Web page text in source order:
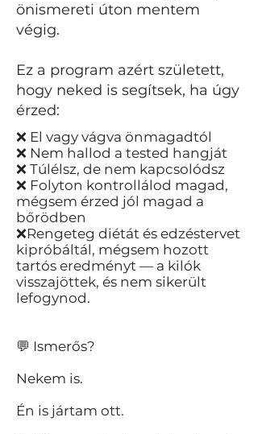
önismereti úton mentem
végig.
Ez a program azért született,
hogy neked is segítsek, ha úgy
érzed:
❌ El vagy vágva önmagadtól
❌ Nem hallod a tested hangját
❌ Túlélsz, de nem kapcsolódsz
❌ Folyton kontrollálod magad,
mégsem érzed jól magad a
bőrödben​
❌Rengeteg diétát és edzéstervet
kipróbáltál, mégsem hozott
tartós eredményt — a kilók
visszajöttek, és nem sikerült
lefogynod.
💬 Ismerős?
Nekem is.​
Én is jártam ott.